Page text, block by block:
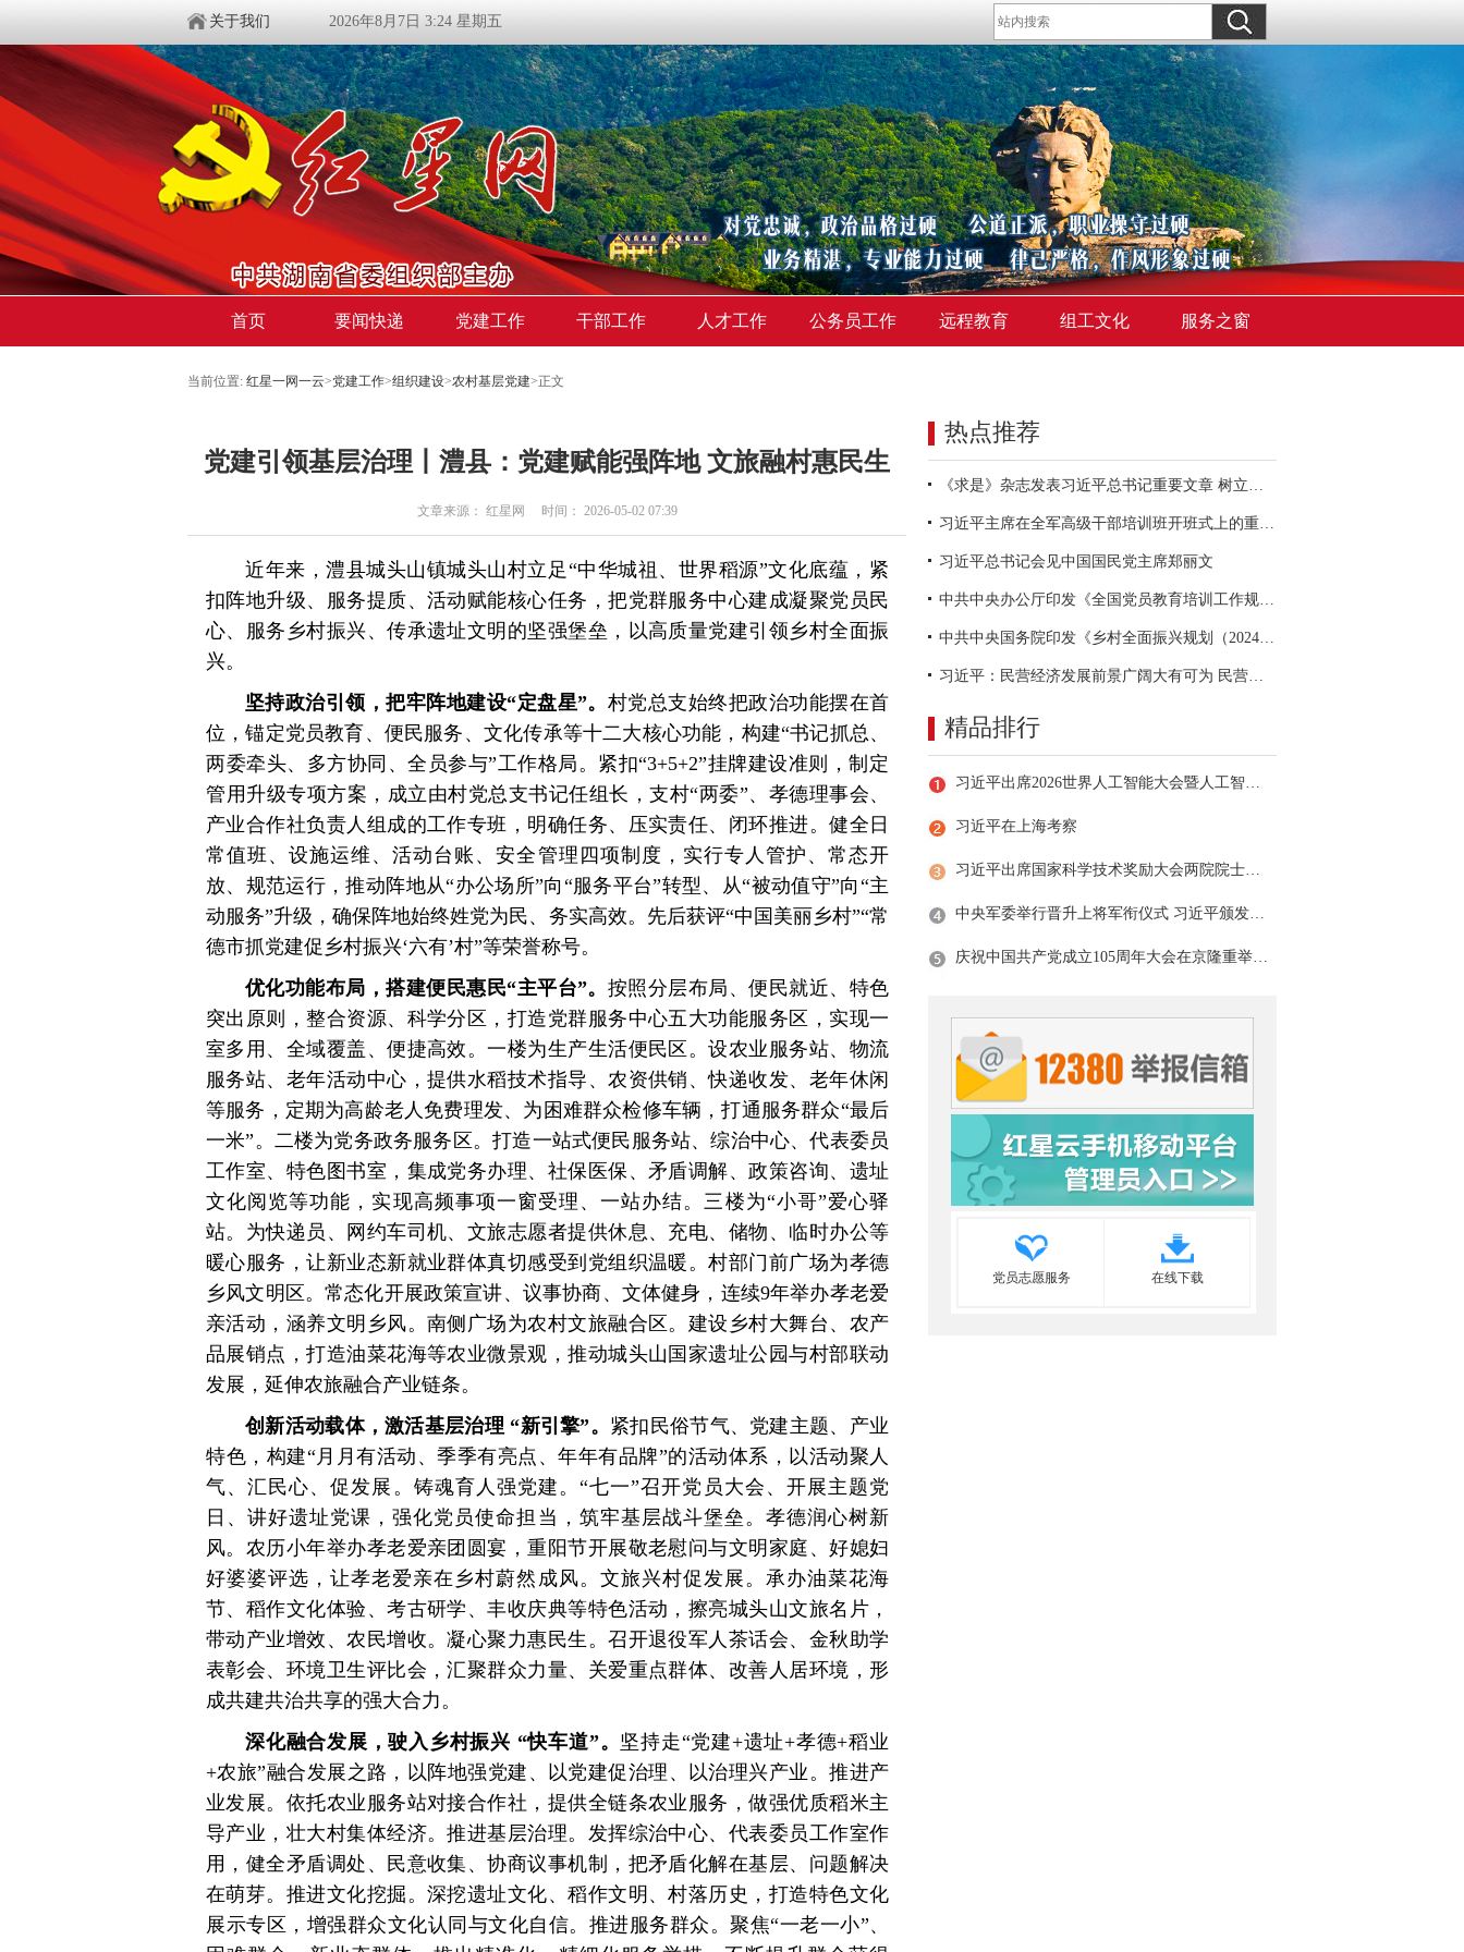
关于我们 2026年8月7日 3:24 星期五
首页 要闻快递 党建工作 干部工作 人才工作 公务员工作 远程教育 组工文化 服务之窗
当前位置: 红星一网一云>党建工作>组织建设>农村基层党建>正文
党建引领基层治理丨澧县：党建赋能强阵地 文旅融村惠民生
文章来源： 红星网 时间： 2026-05-02 07:39
近年来，澧县城头山镇城头山村立足“中华城祖、世界稻源”文化底蕴，紧
扣阵地升级、服务提质、活动赋能核心任务，把党群服务中心建成凝聚党员民
心、服务乡村振兴、传承遗址文明的坚强堡垒，以高质量党建引领乡村全面振
兴。
坚持政治引领，把牢阵地建设“定盘星”。 村党总支始终把政治功能摆在首
位，锚定党员教育、便民服务、文化传承等十二大核心功能，构建“书记抓总、
两委牵头、多方协同、全员参与”工作格局。紧扣“3+5+2”挂牌建设准则，制定
管用升级专项方案，成立由村党总支书记任组长，支村“两委”、孝德理事会、
产业合作社负责人组成的工作专班，明确任务、压实责任、闭环推进。健全日
常值班、设施运维、活动台账、安全管理四项制度，实行专人管护、常态开
放、规范运行，推动阵地从“办公场所”向“服务平台”转型、从“被动值守”向“主
动服务”升级，确保阵地始终姓党为民、务实高效。先后获评“中国美丽乡村”“常
德市抓党建促乡村振兴‘六有’村”等荣誉称号。
优化功能布局，搭建便民惠民“主平台”。 按照分层布局、便民就近、特色
突出原则，整合资源、科学分区，打造党群服务中心五大功能服务区，实现一
室多用、全域覆盖、便捷高效。一楼为生产生活便民区。设农业服务站、物流
服务站、老年活动中心，提供水稻技术指导、农资供销、快递收发、老年休闲
等服务，定期为高龄老人免费理发、为困难群众检修车辆，打通服务群众“最后
一米”。二楼为党务政务服务区。打造一站式便民服务站、综治中心、代表委员
工作室、特色图书室，集成党务办理、社保医保、矛盾调解、政策咨询、遗址
文化阅览等功能，实现高频事项一窗受理、一站办结。三楼为“小哥”爱心驿
站。为快递员、网约车司机、文旅志愿者提供休息、充电、储物、临时办公等
暖心服务，让新业态新就业群体真切感受到党组织温暖。村部门前广场为孝德
乡风文明区。常态化开展政策宣讲、议事协商、文体健身，连续9年举办孝老爱
亲活动，涵养文明乡风。南侧广场为农村文旅融合区。建设乡村大舞台、农产
品展销点，打造油菜花海等农业微景观，推动城头山国家遗址公园与村部联动
发展，延伸农旅融合产业链条。
创新活动载体，激活基层治理 “新引擎”。 紧扣民俗节气、党建主题、产业
特色，构建“月月有活动、季季有亮点、年年有品牌”的活动体系，以活动聚人
气、汇民心、促发展。铸魂育人强党建。“七一”召开党员大会、开展主题党
日、讲好遗址党课，强化党员使命担当，筑牢基层战斗堡垒。孝德润心树新
风。农历小年举办孝老爱亲团圆宴，重阳节开展敬老慰问与文明家庭、好媳妇
好婆婆评选，让孝老爱亲在乡村蔚然成风。文旅兴村促发展。承办油菜花海
节、稻作文化体验、考古研学、丰收庆典等特色活动，擦亮城头山文旅名片，
带动产业增效、农民增收。凝心聚力惠民生。召开退役军人茶话会、金秋助学
表彰会、环境卫生评比会，汇聚群众力量、关爱重点群体、改善人居环境，形
成共建共治共享的强大合力。
深化融合发展，驶入乡村振兴 “快车道”。 坚持走“党建+遗址+孝德+稻业
+农旅”融合发展之路，以阵地强党建、以党建促治理、以治理兴产业。推进产
业发展。依托农业服务站对接合作社，提供全链条农业服务，做强优质稻米主
导产业，壮大村集体经济。推进基层治理。发挥综治中心、代表委员工作室作
用，健全矛盾调处、民意收集、协商议事机制，把矛盾化解在基层、问题解决
在萌芽。推进文化挖掘。深挖遗址文化、稻作文明、村落历史，打造特色文化
展示专区，增强群众文化认同与文化自信。推进服务群众。聚焦“一老一小”、
热点推荐
《求是》杂志发表习近平总书记重要文章 树立和践行正确政绩观
习近平主席在全军高级干部培训班开班式上的重要讲话引领全军开展思想整风、深化政治整训
习近平总书记会见中国国民党主席郑丽文
中共中央办公厅印发《全国党员教育培训工作规划（2024－2028年）》
中共中央国务院印发《乡村全面振兴规划（2024—2027年）》
习近平：民营经济发展前景广阔大有可为 民营企业和民营企业家大显身手正当其时
精品排行
习近平出席2026世界人工智能大会暨人工智能全球治理高级别会议开幕式并发表主旨讲话
习近平在上海考察
习近平出席国家科学技术奖励大会两院院士大会中国科协第十一次全国代表大会并发表重要讲话
中央军委举行晋升上将军衔仪式 习近平颁发命令状并向晋衔的军官表示祝贺
庆祝中国共产党成立105周年大会在京隆重举行 习近平发表重要讲话
党员志愿服务 在线下载